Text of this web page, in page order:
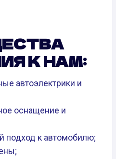
К НАМ:
автоэлектрики и
оснащение и
подход к автомобилю;